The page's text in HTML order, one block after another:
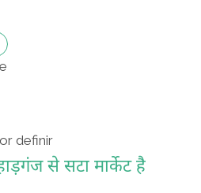
definir
से सटा मार्केट है